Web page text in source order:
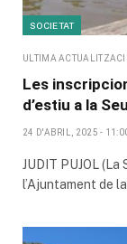
SOCIETAT
ULTIMA
Les
d’estiu a la
24 D'ABRIL, 2025 -
JUDIT PUJOL (La
l’Ajuntament de